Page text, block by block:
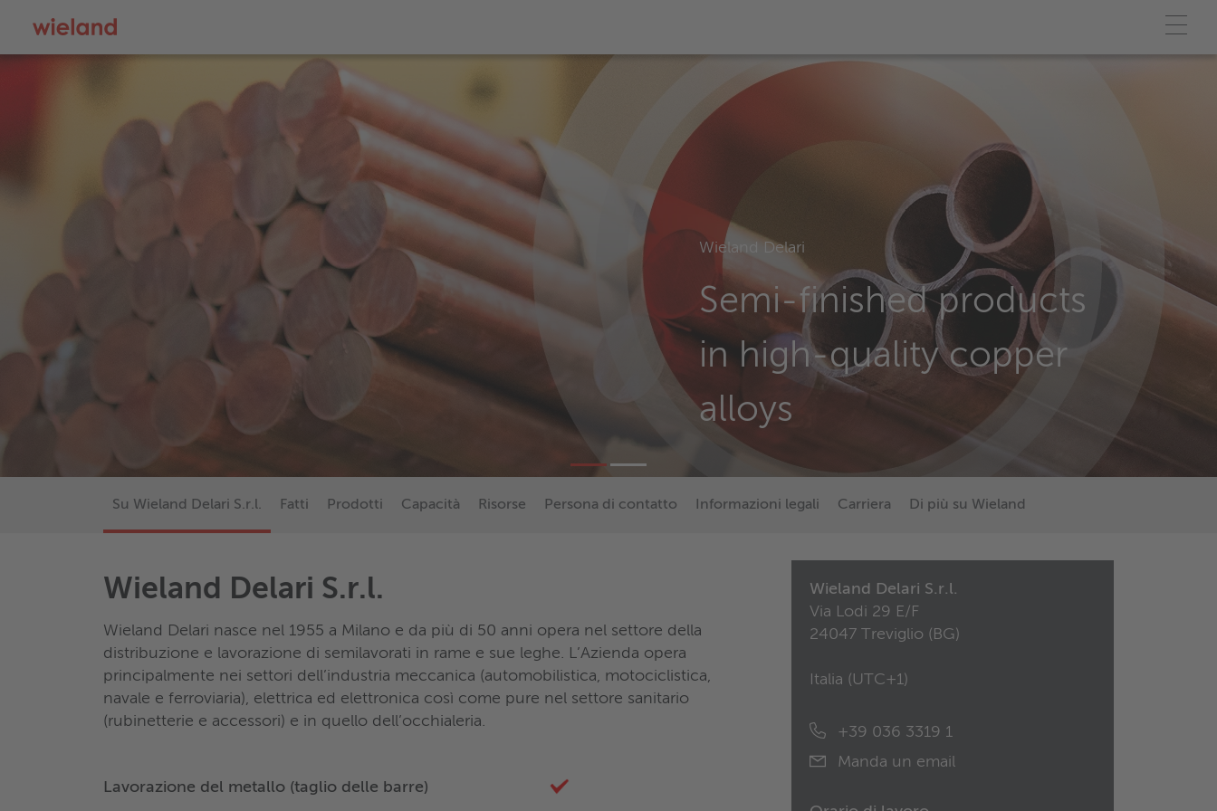
Wieland Delari
Semi-finished products
in high-quality copper
alloys
Su Wieland Delari S.r.l. Fatti Prodotti Capacità Risorse Persona di contatto Informazioni legali Carriera Di più su Wieland
Wieland Delari S.r.l.
Wieland Delari nasce nel 1955 a Milano e da più di 50 anni opera nel settore della
distribuzione e lavorazione di semilavorati in rame e sue leghe. L’Azienda opera
principalmente nei settori dell’industria meccanica (automobilistica, motociclistica,
navale e ferroviaria), elettrica ed elettronica così come pure nel settore sanitario
(rubinetterie e accessori) e in quello dell’occhialeria.
Lavorazione del metallo (taglio delle barre)
Wieland Delari S.r.l.
Via Lodi 29 E/F
24047 Treviglio (BG)
Italia (UTC+1)
+39 036 3319 1
Manda un email